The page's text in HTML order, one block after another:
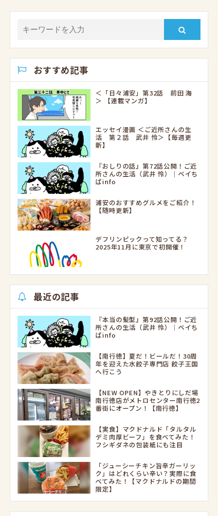
おすすめ記事
＜「日々浦安」第32話 前田 海
＞ 【連載マンガ】
エッセイ漫画 ＜ご近所さんの生
活 第２話 武井 怜＞【毎週更
新】
『おしりの話』第72話公開！ご近
所さんの生活（武井 怜）｜ベイち
ばinfo
浦安のおすすめグルメをご紹介！
【随時更新】
デフリンピックって知ってる？
2025年11月に東京で初開催！
最近の記事
『本当の髪型』第92話公開！ご近
所さんの生活（武井 怜）｜ベイち
ばinfo
【南行徳】夏だ！ビールだ！30周
年を迎えた水餃子専門店 餃子王国
へ行こう
【NEW OPEN】やきとりにしだ場
南行徳店がメトロセンター南行徳2
番街にオープン！【南行徳】
【実食】マクドナルド「タルタル
デミ肉厚ビーフ」を食べてみた！
フシギダネの包装紙にも注目
「ジューシーチキン旨辛ガーリッ
ク」はどれくらい辛い？実際に食
べてみた！【マクドナルドの期間
限定】